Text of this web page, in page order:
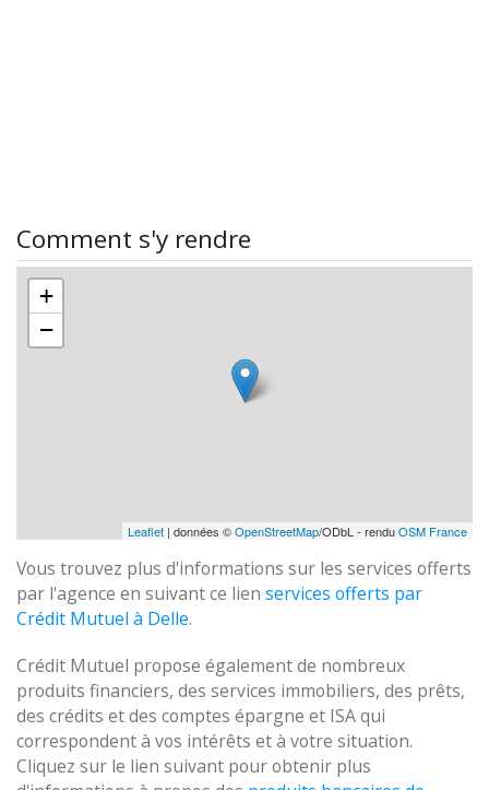
Comment s'y rendre
+
−
Leaflet | données ©OpenStreetMap/ODbL - renduOSM France
Vous trouvez plus d'informations sur les services offerts
par l'agence en suivant ce lien services offerts par
Crédit Mutuel à Delle.
Crédit Mutuel propose également de nombreux
produits financiers, des services immobiliers, des prêts,
des crédits et des comptes épargne et ISA qui
correspondent à vos intérêts et à votre situation.
Cliquez sur le lien suivant pour obtenir plus